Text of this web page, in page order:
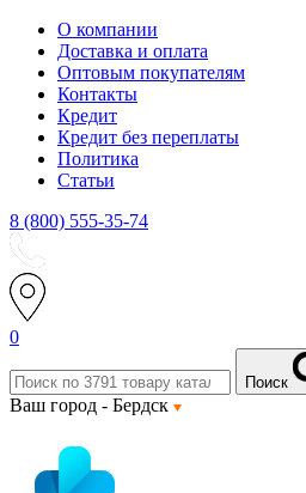
О компании
Доставка и оплата
Оптовым покупателям
Контакты
Кредит
Кредит без переплаты
Политика
Статьи
8 (800) 555-35-74
0
Поиск
Ваш город - Бердск